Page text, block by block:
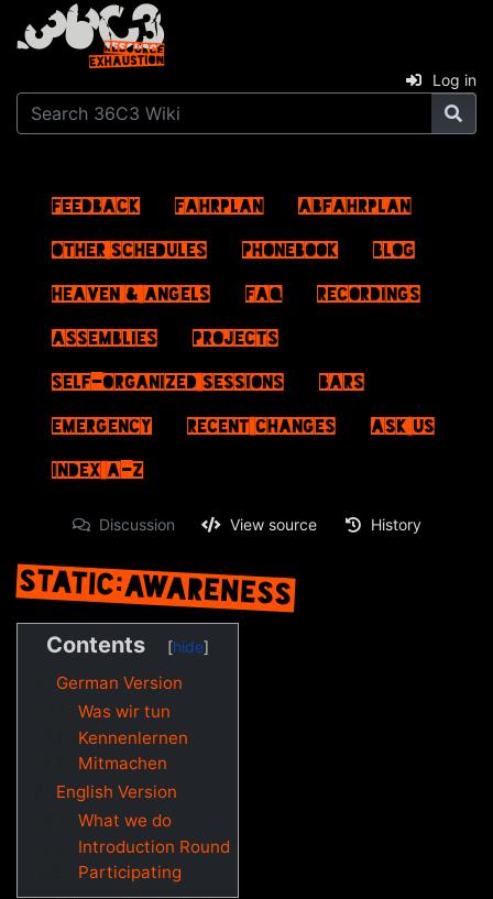
Log in
Feedback Fahrplan
ABFahrplan
Other schedules
Phonebook
Blog
Heaven & Angels
FAQ
Recordings
Assemblies
Projects
Self-Organized Sessions
Bars
Emergency
Recent changes
Ask us
Index A–Z
Discussion View source History
STATIC:AWARENESS
Jump to:navigation , search
Contents
German Version
Was wir tun
Kennenlernen
Mitmachen
English Version
What we do
Introduction Round
Participating